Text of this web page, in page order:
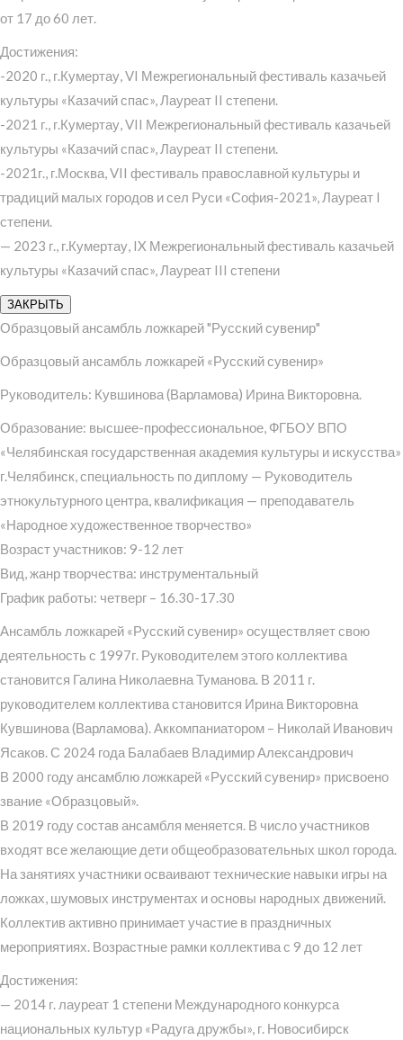
от 17 до 60 лет.
Достижения:
-2020 г., г.Кумертау, VI Межрегиональный фестиваль казачьей
культуры «Казачий спас», Лауреат II степени.
-2021 г., г.Кумертау, VII Межрегиональный фестиваль казачьей
культуры «Казачий спас», Лауреат II степени.
-2021г., г.Москва, VII фестиваль православной культуры и
традиций малых городов и сел Руси «София-2021», Лауреат I
степени.
— 2023 г., г.Кумертау, IX Межрегиональный фестиваль казачьей
культуры «Казачий спас», Лауреат III степени
ЗАКРЫТЬ
Образцовый ансамбль ложкарей "Русский сувенир"
Образцовый ансамбль ложкарей «Русский сувенир»
Руководитель: Кувшинова (Варламова) Ирина Викторовна.
Образование: высшее-профессиональное, ФГБОУ ВПО
«Челябинская государственная академия культуры и искусства»
г.Челябинск, специальность по диплому — Руководитель
этнокультурного центра, квалификация — преподаватель
«Народное художественное творчество»
Возраст участников: 9-12 лет
Вид, жанр творчества: инструментальный
График работы: четверг – 16.30-17.30
Ансамбль ложкарей «Русский сувенир» осуществляет свою
деятельность с 1997г. Руководителем этого коллектива
становится Галина Николаевна Туманова. В 2011 г.
руководителем коллектива становится Ирина Викторовна
Кувшинова (Варламова). Аккомпаниатором – Николай Иванович
Ясаков. С 2024 года Балабаев Владимир Александрович
В 2000 году ансамблю ложкарей «Русский сувенир» присвоено
звание «Образцовый».
В 2019 году состав ансамбля меняется. В число участников
входят все желающие дети общеобразовательных школ города.
На занятиях участники осваивают технические навыки игры на
ложках, шумовых инструментах и основы народных движений.
Коллектив активно принимает участие в праздничных
мероприятиях. Возрастные рамки коллектива с 9 до 12 лет
Достижения:
— 2014 г. лауреат 1 степени Международного конкурса
национальных культур «Радуга дружбы», г. Новосибирск